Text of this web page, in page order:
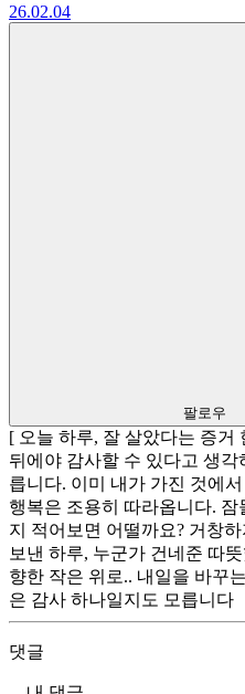
26.02.04
팔로우
[ 오늘 하루, 잘 살았다는 증거
뒤에야 감사할 수 있다고 생
릅니다. 이미 내가 가진 것에
행복은 조용히 따라옵니다.
지 적어보면 어떨까요? 거창
보낸 하루, 누군가 건네준 따
향한 작은 위로.. 내일을 바꾸
은 감사 하나일지도 모릅니다
댓글